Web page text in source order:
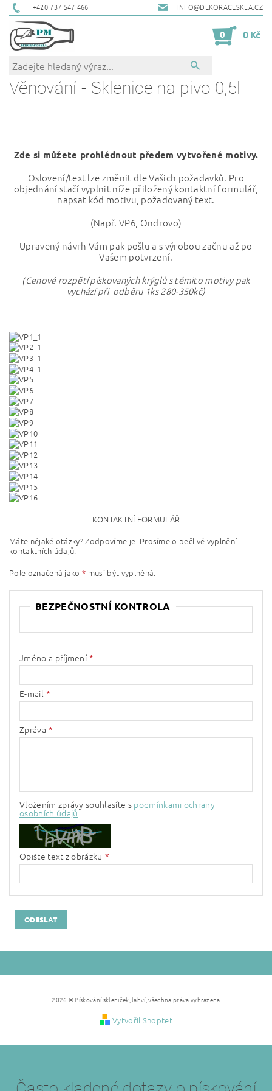
+420 737 547 466 INFO@DEKORACESKLA.CZ
0 0 Kč
Věnování - Sklenice na pivo 0,5l
Zde si můžete prohlédnout předem vytvořené motivy.
Oslovení/text lze změnit dle Vašich požadavků. Pro
objednání stačí vyplnit níže přiložený kontaktní formulář,
napsat kód motivu, požadovaný text.
(Např. VP6, Ondrovo)
Upravený návrh Vám pak pošlu a s výrobou začnu až po
Vašem potvrzení.
(Cenové rozpětí pískovaných krýglů s těmito motivy pak
vychází při odběru 1ks 280-350kč)
KONTAKTNÍ FORMULÁŘ
Máte nějaké otázky? Zodpovíme je. Prosíme o pečlivé vyplnění
kontaktních údajů.
Pole označená jako* musí být vyplněná.
BEZPEČNOSTNÍ KONTROLA
Jméno a příjmení
E-mail
Zpráva
Vložením zprávy souhlasíte s podmínkami ochrany
osobních údajů
Opište text z obrázku
2026 © Pískování skleniček, lahví, všechna práva vyhrazena
Vytvořil Shoptet
-------------